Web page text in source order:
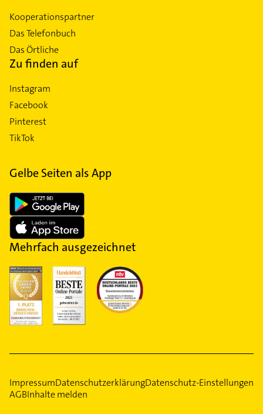
Kooperationspartner
Das Telefonbuch
Das Örtliche
Zu finden auf
Instagram
Facebook
Pinterest
TikTok
Gelbe Seiten als App
Mehrfach ausgezeichnet
ImpressumDatenschutzerklärungDatenschutz-Einstellungen
AGBInhalte melden